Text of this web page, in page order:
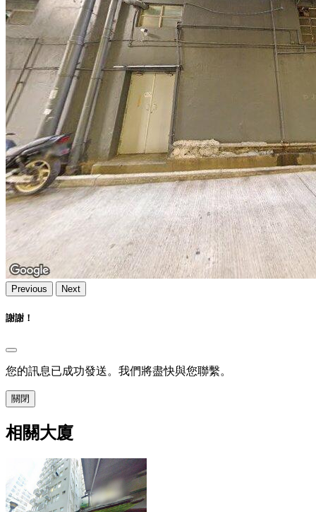
Previous Next
謝謝！
您的訊息已成功發送。我們將盡快與您聯繫。
關閉
相關大廈